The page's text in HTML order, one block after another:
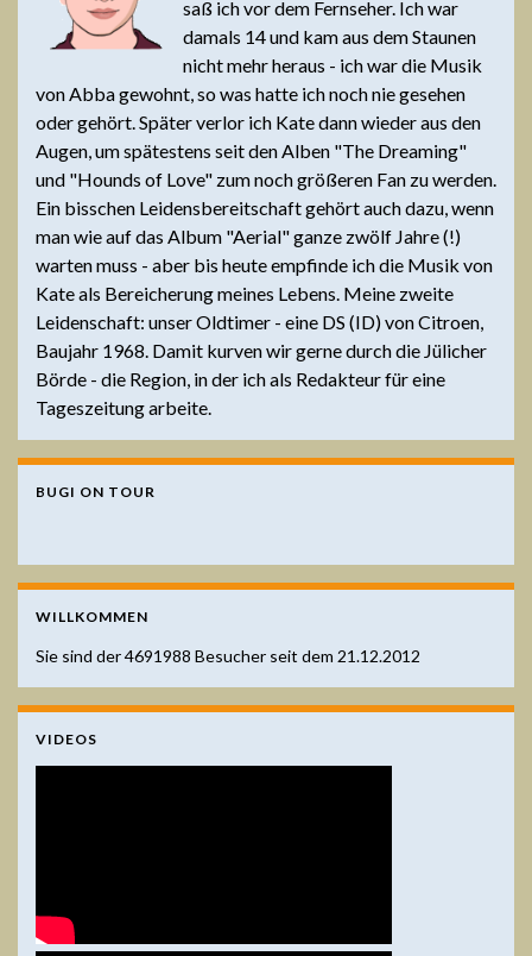
saß ich vor dem Fernseher. Ich war
damals 14 und kam aus dem Staunen
nicht mehr heraus - ich war die Musik
von Abba gewohnt, so was hatte ich noch nie gesehen
oder gehört. Später verlor ich Kate dann wieder aus den
Augen, um spätestens seit den Alben "The Dreaming"
und "Hounds of Love" zum noch größeren Fan zu werden.
Ein bisschen Leidensbereitschaft gehört auch dazu, wenn
man wie auf das Album "Aerial" ganze zwölf Jahre (!)
warten muss - aber bis heute empfinde ich die Musik von
Kate als Bereicherung meines Lebens. Meine zweite
Leidenschaft: unser Oldtimer - eine DS (ID) von Citroen,
Baujahr 1968. Damit kurven wir gerne durch die Jülicher
Börde - die Region, in der ich als Redakteur für eine
Tageszeitung arbeite.
BUGI ON TOUR
WILLKOMMEN
Sie sind der4691988 Besucher seit dem 21.12.2012
VIDEOS